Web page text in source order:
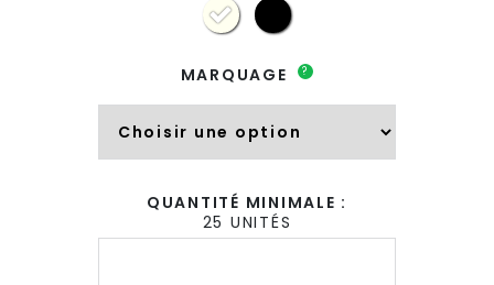
MARQUAGE ?
QUANTITÉ MINIMALE :
25 UNITÉS
quantité